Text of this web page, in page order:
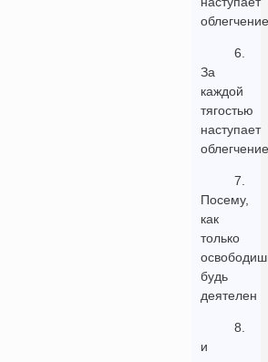
6.
За
каждой
тягостью
наступает
7.
Посему,
как
только
будь
деятелен
8.
и